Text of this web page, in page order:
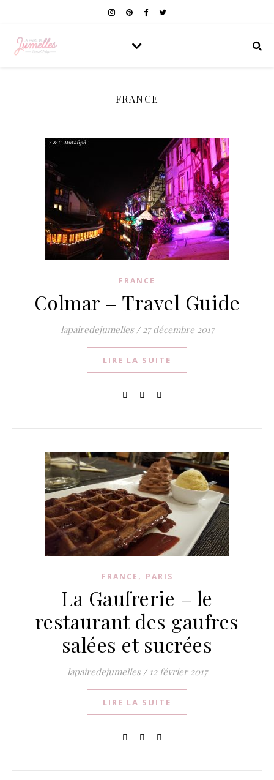
FRANCE
FRANCE
Colmar – Travel Guide
lapairedejumelles / 27 décembre 2017
LIRE LA SUITE
FRANCE , PARIS
La Gaufrerie – le
restaurant des gaufres
salées et sucrées
lapairedejumelles / 12 février 2017
LIRE LA SUITE